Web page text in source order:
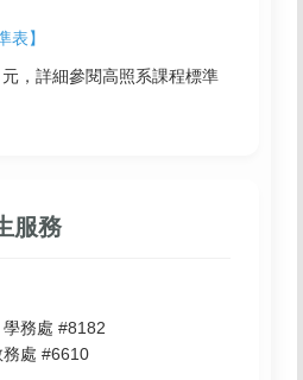
表】
，詳細參閱高照系課程標準
服務
務處 #8182
務處 #6610